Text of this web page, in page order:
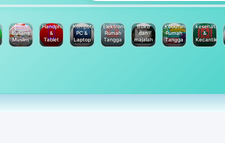
Busana
Muslim
Handphone
&
Tablet
Komputer
PC &
Laptop
Elektronik
Rumah
Tangga
Buku
dan
majalah
Kebutuhan
Rumah
Tangga
kesehatan
&
Kecantikan